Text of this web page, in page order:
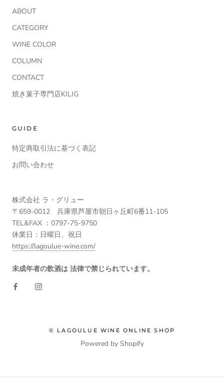
ABOUT
CATEGORY
WINE COLOR
COLUMN
CONTACT
焼き菓子専門店KILIG
GUIDE
特定商取引法に基づく表記
お問い合わせ
株式会社 ラ・グリュー
〒659-0012 兵庫県芦屋市朝日ヶ丘町6番11-105
TEL&FAX ：0797-75-9750
休業日：日曜日、祝日
https://lagoulue-wine.com/
未成年者の飲酒は 法律で禁じられています。
© LAGOULUE WINE ONLINE SHOP
Powered by Shopify